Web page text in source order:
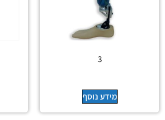
3
מידע נוסף